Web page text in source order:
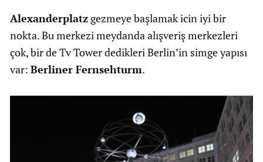
Alexanderplatz gezmeye başlamak icin iyi bir
nokta. Bu merkezi meydanda alışveriş merkezleri
çok, bir de Tv Tower dedikleri Berlin’in simge yapısı
var: Berliner Fernsehturm.